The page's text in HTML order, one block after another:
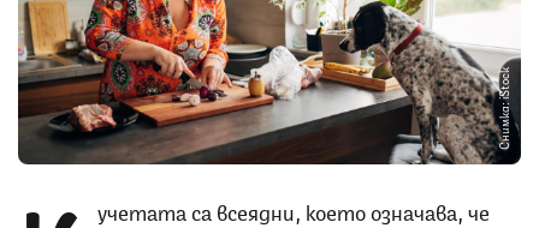
Снимка: iStock
учетата са всеядни, което означава, че